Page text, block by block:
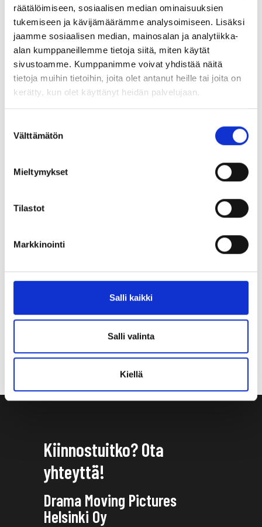
räätälöimiseen, sosiaalisen median ominaisuuksien
tukemiseen ja kävijämäärämme analysoimiseen. Lisäksi
jaamme sosiaalisen median, mainosalan ja analytiikka-
alan kumppaneillemme tietoja siitä, miten käytät
sivustoamme. Kumppanimme voivat yhdistää näitä
tietoja muihin tietoihin, joita olet antanut heille tai joita on
kerätty, kun olet käyttänyt heidän palvelujaan.
valinta
Välttämätön
Mieltymykset
Tilastot
Markkinointi
Salli kaikki
Salli valinta
Kiellä
Kiinnostuitko? Ota
yhteyttä!
Drama Moving Pictures
Helsinki Oy